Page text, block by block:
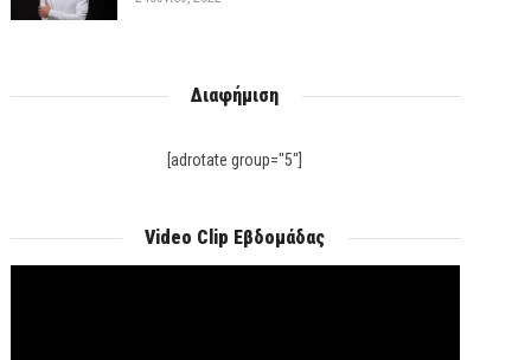
Διαφήμιση
[adrotate group="5"]
Video Clip Εβδομάδας